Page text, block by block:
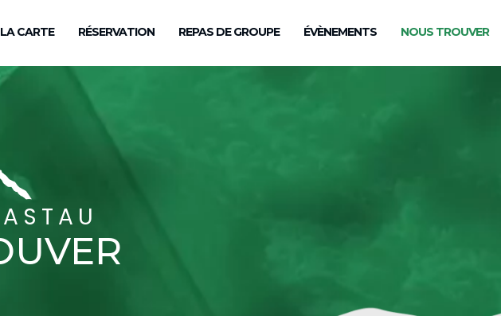
LA CARTE RÉSERVATION REPAS DE GROUPE ÉVÈNEMENTS NOUS TROUVER